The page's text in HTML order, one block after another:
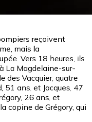
reçoivent
mais la
Vers 18 heures, ils
La Magdelaine-sur-
des Vacquier, quatre
51 ans, et Jacques, 47
26 ans, et
copine de Grégory, qui